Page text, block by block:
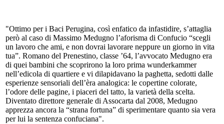
"Ottimo per i Baci Perugina, così enfatico da infastidire, s’attaglia
però al caso di Massimo Medugno l’aforisma di Confucio “scegli
un lavoro che ami, e non dovrai lavorare neppure un giorno in vita
tua”. Romano del Prenestino, classe ’64, l’avvocato Medugno era
di quei bambini che scoprirono la loro prima wunderkammer
nell’edicola di quartiere e vi dilapidavano la paghetta, sedotti dalle
esperienze sensoriali dell’èra analogica: le copertine colorate,
l’odore delle pagine, i piaceri del tatto, la varietà della scelta.
Diventato direttore generale di Assocarta dal 2008, Medugno
apprezza ancora la “strana fortuna” di sperimentare quanto sia vera
per lui la sentenza confuciana".